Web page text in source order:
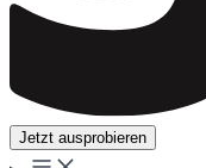
Jetzt ausprobieren